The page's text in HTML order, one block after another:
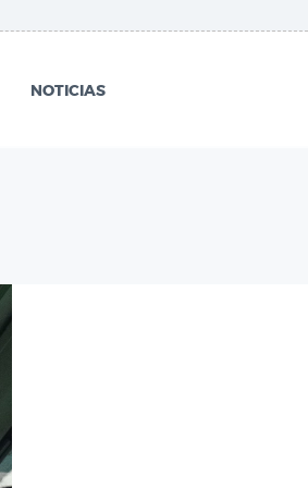
NOTICIAS